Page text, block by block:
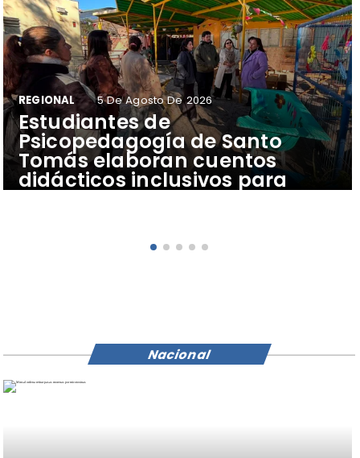
​Estudiantes de
Psicopedagogía de Santo
Tomás elaboran cuentos
didácticos inclusivos para
apoyar el aprendizaje de
REGIONAL 5 De Agosto De 2026
Nacional